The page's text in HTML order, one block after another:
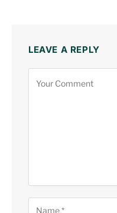
LEAVE A REPLY